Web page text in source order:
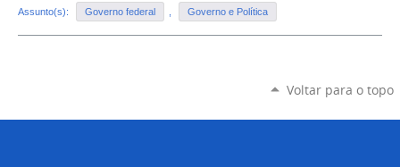
Assunto(s): Governo federal Governo e Política
Voltar para o topo